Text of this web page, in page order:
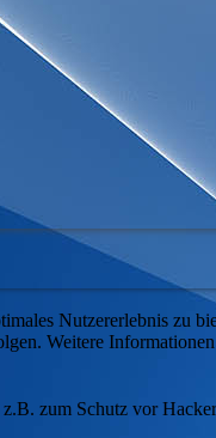
Nutzererlebnis zu
Weitere
zum Schutz vor